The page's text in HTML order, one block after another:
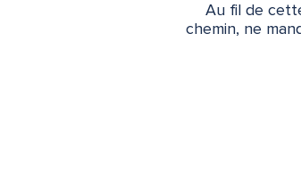
Au fil de
chemin, ne